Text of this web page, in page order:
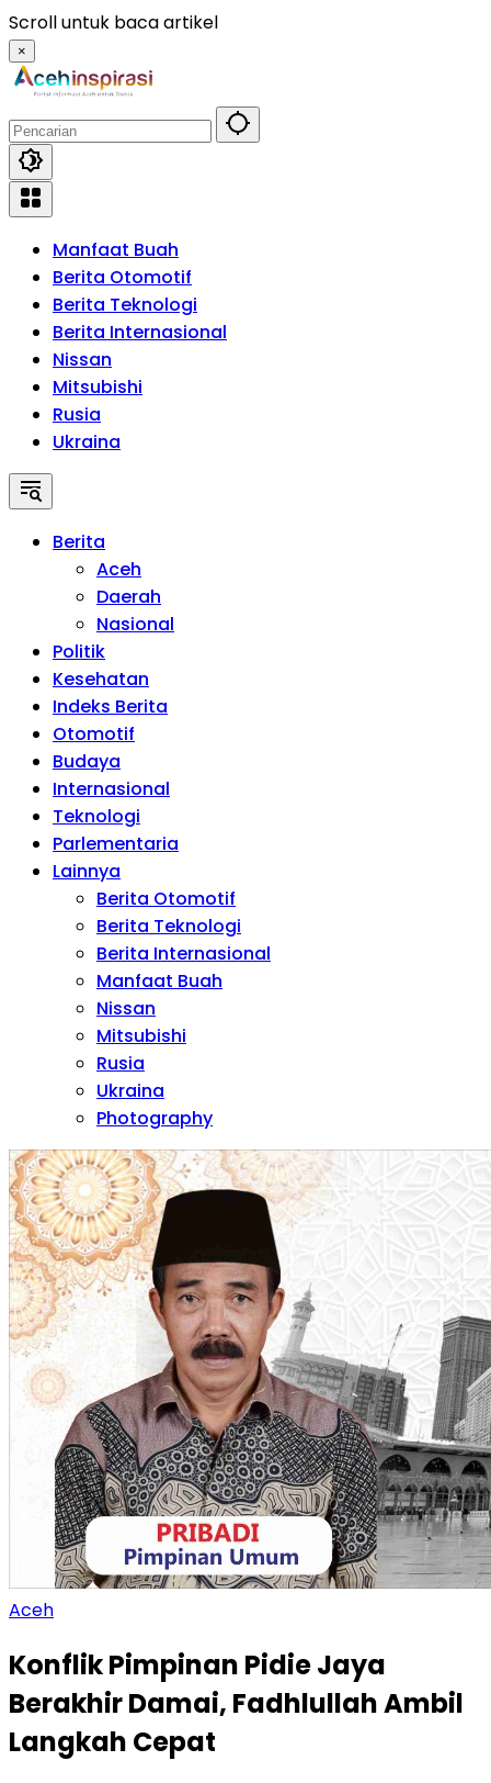
Langsung
ke
konten
Scroll untuk baca artikel
×
Manfaat Buah
Berita Otomotif
Berita Teknologi
Berita Internasional
Nissan
Mitsubishi
Rusia
Ukraina
Berita
Aceh
Daerah
Nasional
Politik
Kesehatan
Indeks Berita
Otomotif
Budaya
Internasional
Teknologi
Parlementaria
Lainnya
Berita Otomotif
Berita Teknologi
Berita Internasional
Manfaat Buah
Nissan
Mitsubishi
Rusia
Ukraina
Photography
Aceh
Konflik Pimpinan Pidie Jaya
Berakhir Damai, Fadhlullah Ambil
Langkah Cepat